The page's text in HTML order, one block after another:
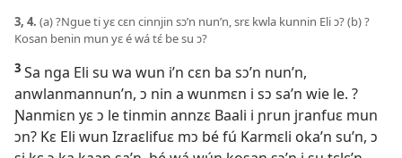
3, 4. (a) ?Ngue ti yɛ cɛn cinnjin sɔ’n nun’n, srɛ kwla kunnin Eli ɔ? (b) ?
Kosan benin mun yɛ é wá tɛ́ be su ɔ?
3 Sa nga Eli su wa wun i’n cɛn ba sɔ’n nun’n,
anwlanmannun’n, ɔ nin a wunmɛn i sɔ sa’n wie le. ?
Ɲanmiɛn yɛ ɔ le tinmin annzɛ Baali i ɲrun jranfuɛ mun
ɔn? Kɛ Eli wun Izraɛlifuɛ mɔ bé fú Karmɛli oka’n su’n, ɔ